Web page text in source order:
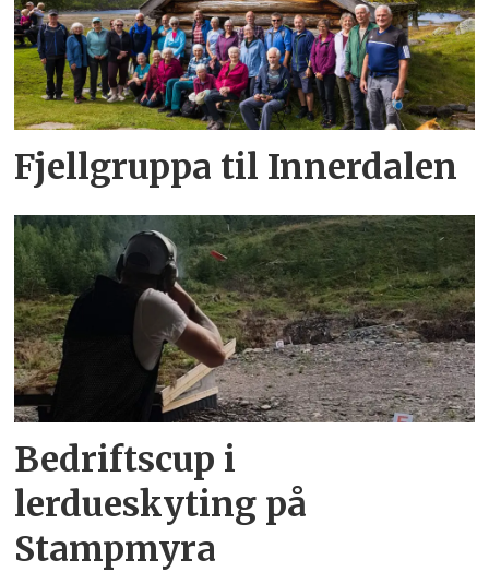
Fjellgruppa til Innerdalen
Bedriftscup i
lerdueskyting på
Stampmyra